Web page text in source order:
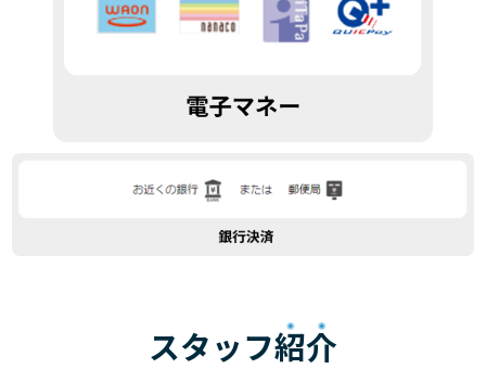
スタッフ紹介